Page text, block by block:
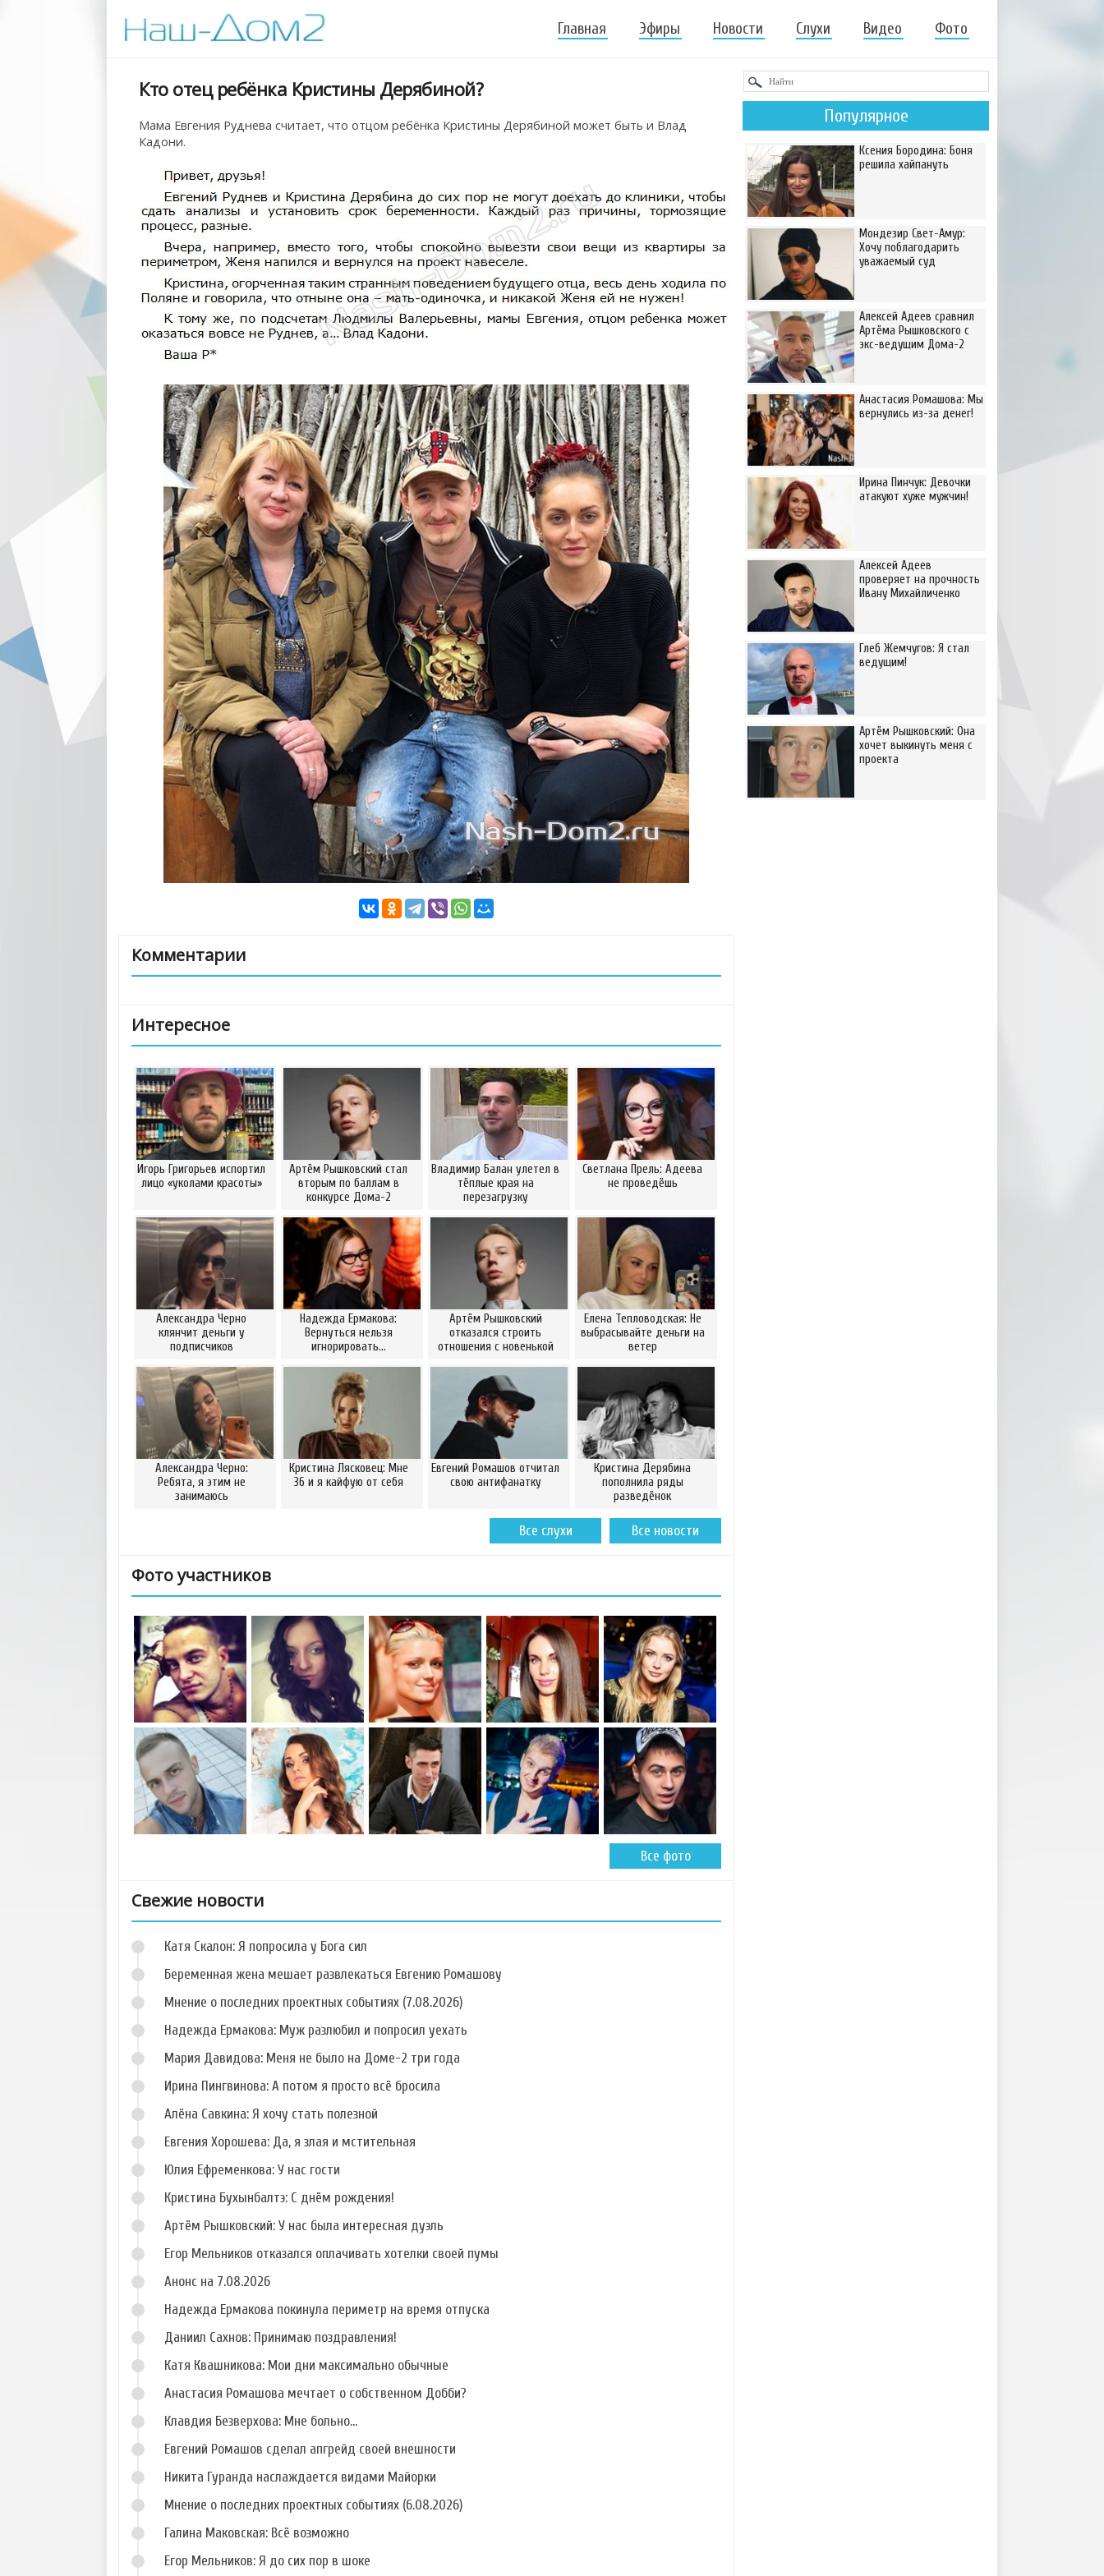
Главная Эфиры Новости Слухи Видео Фото
Кто отец ребёнка Кристины Дерябиной?
Мама Евгения Руднева считает, что отцом ребёнка Кристины Дерябиной может быть и Влад
Кадони.
Комментарии
Интересное
Игорь Григорьев испортил
лицо «уколами красоты»
Артём Рышковский стал
вторым по баллам в
конкурсе Дома-2
Владимир Балан улетел в
тёплые края на
перезагрузку
Светлана Прель: Адеева
не проведёшь
Александра Черно
клянчит деньги у
подписчиков
Надежда Ермакова:
Вернуться нельзя
игнорировать…
Артём Рышковский
отказался строить
отношения с новенькой
Елена Тепловодская: Не
выбрасывайте деньги на
ветер
Александра Черно:
Ребята, я этим не
занимаюсь
Кристина Лясковец: Мне
36 и я кайфую от себя
Евгений Ромашов отчитал
свою антифанатку
Кристина Дерябина
пополнила ряды
разведёнок
Все новости
Все слухи
Фото участников
Фото Данила
Романова
Фото Кристины
Дерябиной
Фото Алины
Алексеевой
Фото Сергея
Худякова
Фото Алены
Павловой
Фото Сергея
Все фото
Свежие новости
Катя Скалон: Я попросила у Бога сил
Беременная жена мешает развлекаться Евгению Ромашову
Мнение о последних проектных событиях (7.08.2026)
Надежда Ермакова: Муж разлюбил и попросил уехать
Мария Давидова: Меня не было на Доме-2 три года
Ирина Пингвинова: А потом я просто всё бросила
Алёна Савкина: Я хочу стать полезной
Евгения Хорошева: Да, я злая и мстительная
Юлия Ефременкова: У нас гости
Кристина Бухынбалтэ: С днём рождения!
Артём Рышковский: У нас была интересная дуэль
Егор Мельников отказался оплачивать хотелки своей пумы
Анонс на 7.08.2026
Надежда Ермакова покинула периметр на время отпуска
Даниил Сахнов: Принимаю поздравления!
Катя Квашникова: Мои дни максимально обычные
Анастасия Ромашова мечтает о собственном Добби?
Клавдия Безверхова: Мне больно...
Евгений Ромашов сделал апгрейд своей внешности
Никита Гуранда наслаждается видами Майорки
Мнение о последних проектных событиях (6.08.2026)
Галина Маковская: Всё возможно
Егор Мельников: Я до сих пор в шоке
Популярное
Ксения Бородина: Боня
решила хайпануть
Мондезир Свет-Амур:
Хочу поблагодарить
уважаемый суд
Алексей Адеев сравнил
Артёма Рышковского с
экс-ведущим Дома-2
Анастасия Ромашова: Мы
вернулись из-за денег!
Ирина Пинчук: Девочки
атакуют хуже мужчин!
Алексей Адеев
проверяет на прочность
Ивану Михайличенко
Глеб Жемчугов: Я стал
ведущим!
Артём Рышковский: Она
хочет выкинуть меня с
проекта